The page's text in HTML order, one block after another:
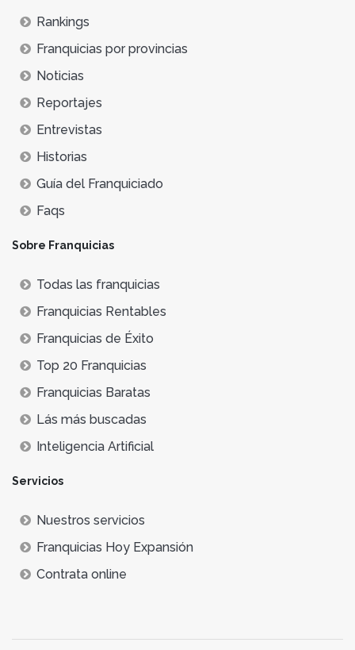
Rankings
Franquicias por provincias
Noticias
Reportajes
Entrevistas
Historias
Guía del Franquiciado
Faqs
Sobre Franquicias
Todas las franquicias
Franquicias Rentables
Franquicias de Éxito
Top 20 Franquicias
Franquicias Baratas
Lás más buscadas
Inteligencia Artificial
Servicios
Nuestros servicios
Franquicias Hoy Expansión
Contrata online